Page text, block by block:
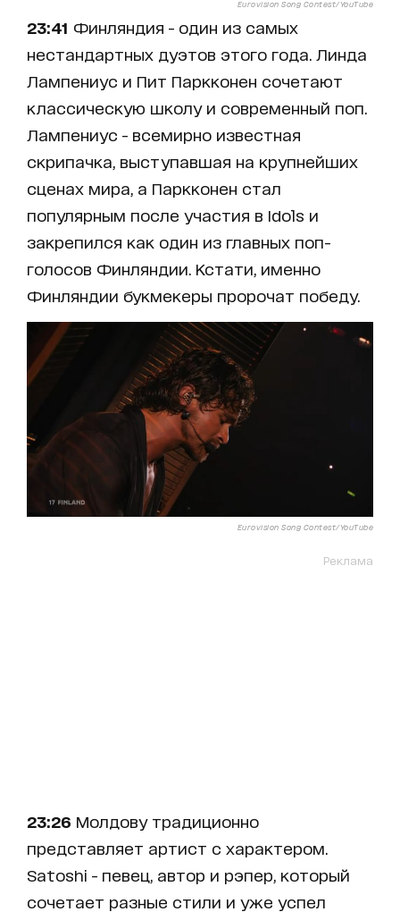
Eurovision Song Contest/YouTube
23:41 Финляндия - один из самых
нестандартных дуэтов этого года. Линда
Лампениус и Пит Паркконен сочетают
классическую школу и современный поп.
Лампениус - всемирно известная
скрипачка, выступавшая на крупнейших
сценах мира, а Паркконен стал
популярным после участия в Idols и
закрепился как один из главных поп-
голосов Финляндии. Кстати, именно
Финляндии букмекеры пророчат победу.
Eurovision Song Contest/YouTube
Реклама
23:26 Молдову традиционно
представляет артист с характером.
Satoshi - певец, автор и рэпер, который
сочетает разные стили и уже успел